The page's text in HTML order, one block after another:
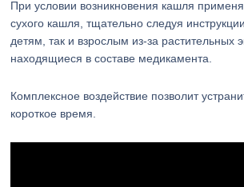
При условии возникновения кашля
сухого кашля, тщательно следуя
детям, так и взрослым из-за растительных
находящиеся в составе медикамента.
Комплексное воздействие позволит
короткое время.